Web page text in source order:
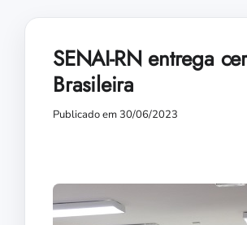
SENAI-RN entrega
Brasileira
Publicado em 30/06/2023